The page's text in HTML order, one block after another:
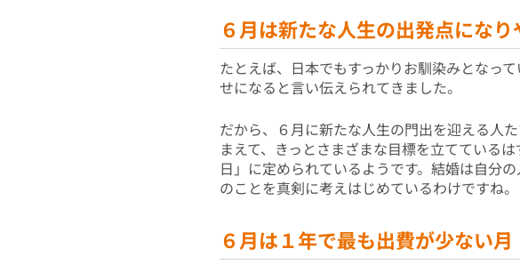
６月は新たな人生の出発点になり
たとえば、日本でもすっかりお馴染みとなっ
せになると言い伝えられてきました。
だから、６月に新たな人生の門出を迎える人
まえて、きっとさまざまな目標を立てている
日」に定められているようです。結婚は自分
のことを真剣に考えはじめているわけですね。
６月は１年で最も出費が少ない月